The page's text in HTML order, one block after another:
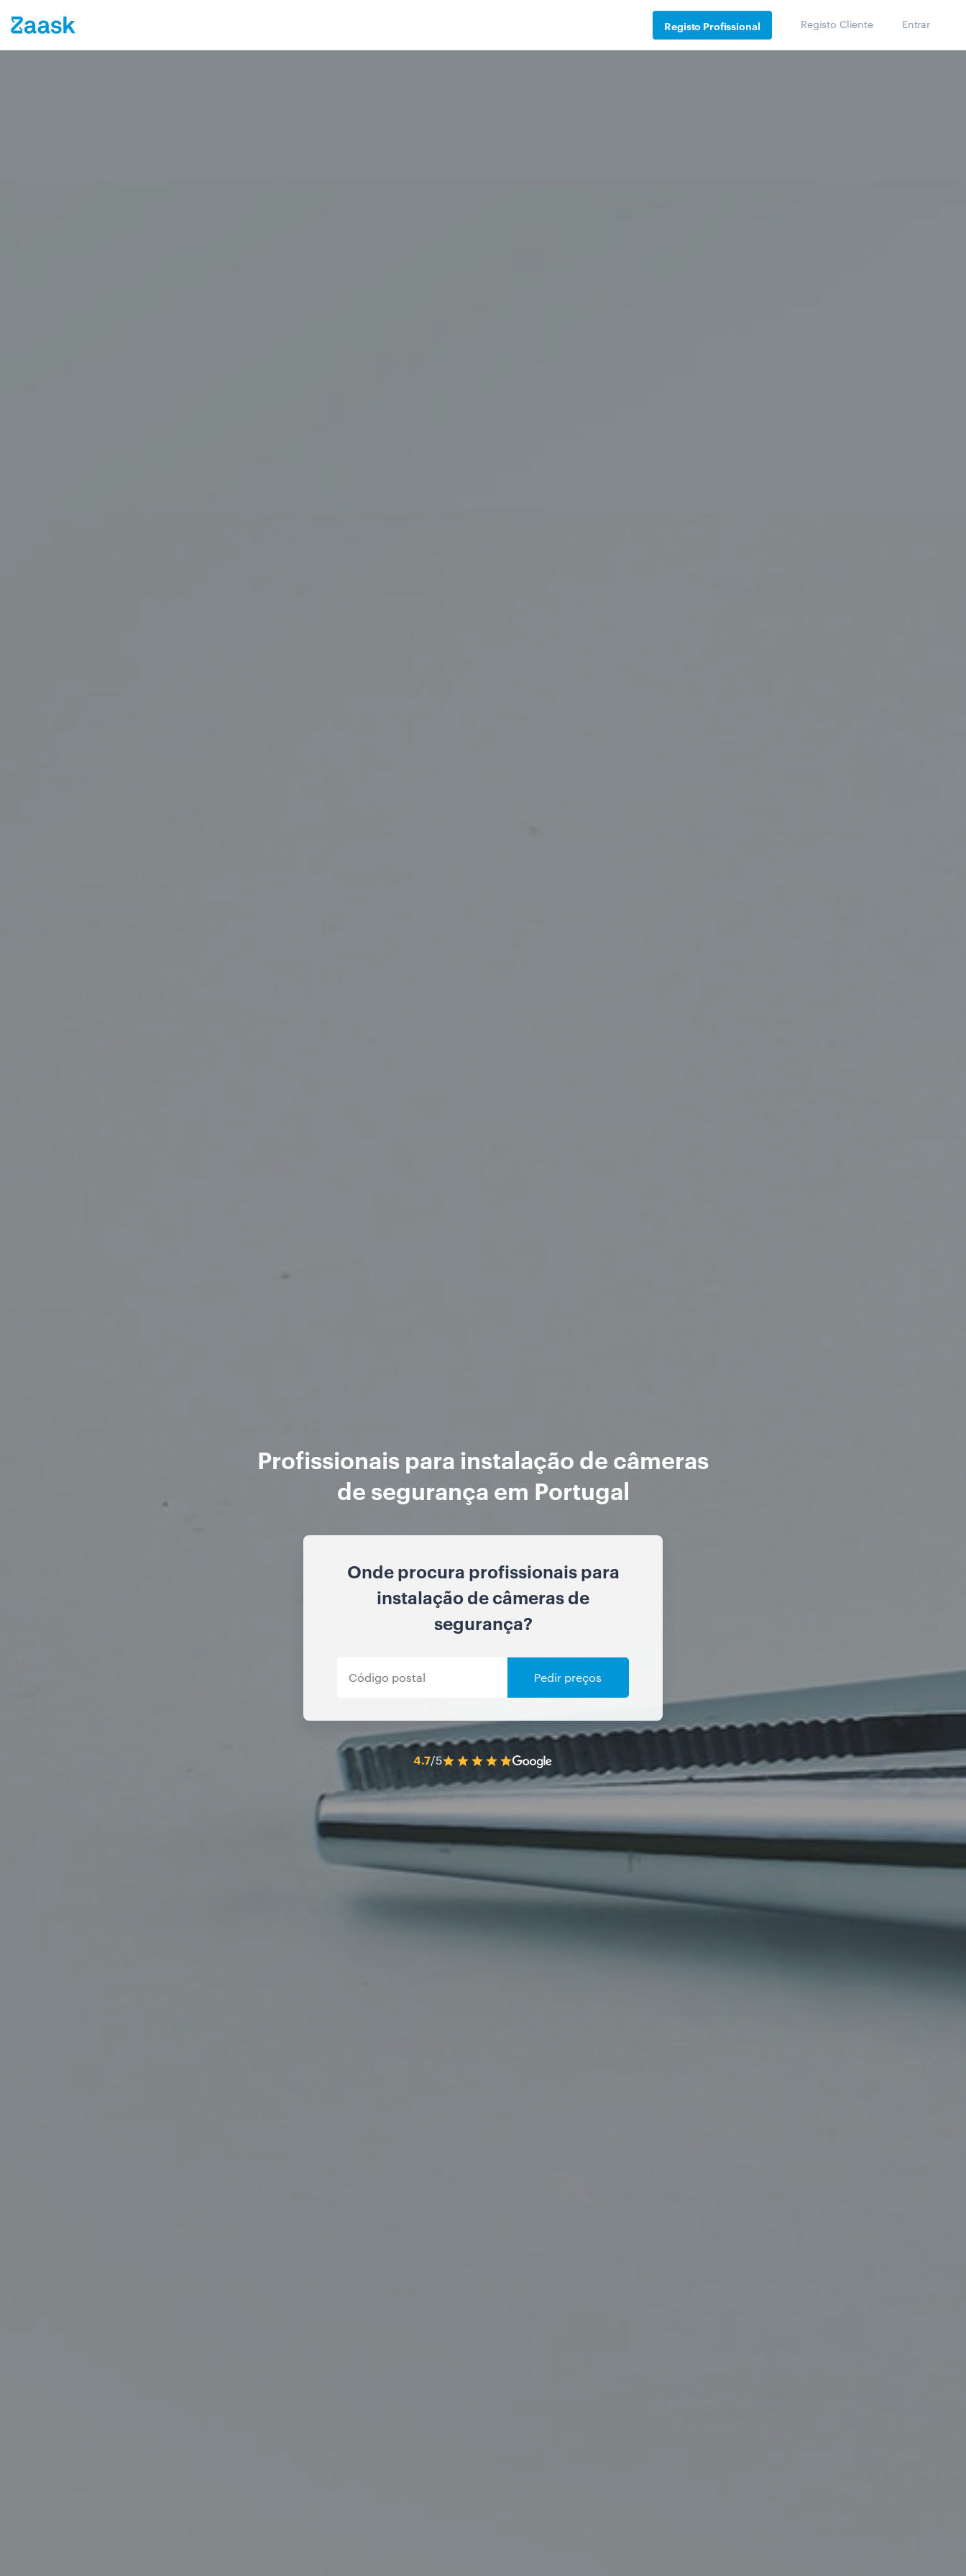
Registo Profissional Registo Cliente Entrar
Profissionais para instalação de câmeras
de segurança em Portugal
Onde procura profissionais para
instalação de câmeras de
segurança?
Pedir preços
4.7/5